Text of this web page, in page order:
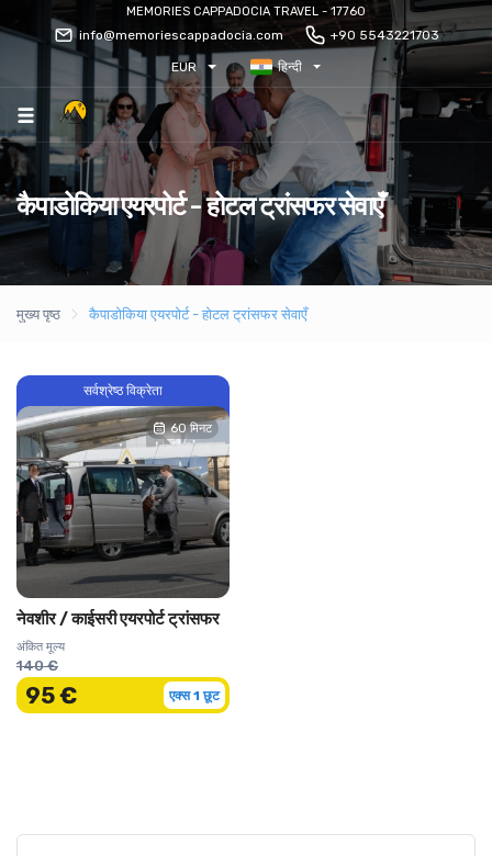
MEMORIES CAPPADOCIA TRAVEL - 17760
info@memoriescappadocia.com +90 5543221703
EUR हिन्दी
कैपाडोकिया एयरपोर्ट - होटल ट्रांसफर सेवाएँ
मुख्य पृष्ठ कैपाडोकिया एयरपोर्ट - होटल ट्रांसफर सेवाएँ
सर्वश्रेष्ठ विक्रेता
60 मिनट
नेवशीर / काईसरी एयरपोर्ट ट्रांसफर
अंकित मूल्य
140 €
95 € एक्स 1 छूट